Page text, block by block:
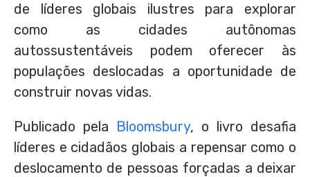
de líderes globais ilustres para explorar
como as cidades autônomas
autossustentáveis podem oferecer às
populações deslocadas a oportunidade de
construir novas vidas.
Publicado pela Bloomsbury, o livro desafia
líderes e cidadãos globais a repensar como o
deslocamento de pessoas forçadas a deixar